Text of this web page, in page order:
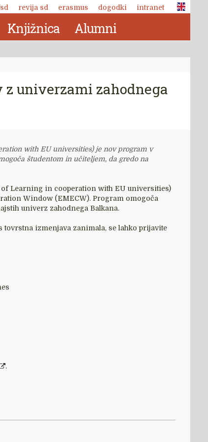
Revija Socialno delo
revija sd erasmus dogodki intranet
Knjižnica Alumni
z univerzami zahodnega
with EU universities) je nov program v
študentom in učiteljem, da gredo na
of Learning in cooperation with EU universities)
Window (EMECW). Program omogoča
univerz zahodnega Balkana.
tovrstna izmenjava zanimala, se lahko prijavite
.